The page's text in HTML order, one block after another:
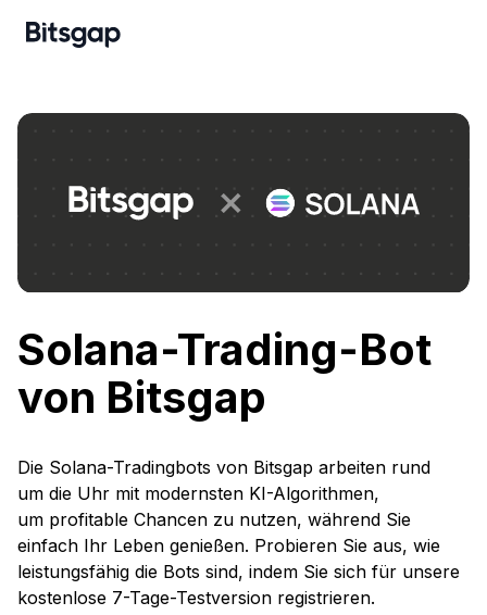
Solana-Trading-Bot
von Bitsgap
Die Solana-Tradingbots von Bitsgap arbeiten rund
um die Uhr mit modernsten KI-Algorithmen,
um profitable Chancen zu nutzen, während Sie
einfach Ihr Leben genießen. Probieren Sie aus, wie
leistungsfähig die Bots sind, indem Sie sich für unsere
kostenlose 7-Tage-Testversion registrieren.